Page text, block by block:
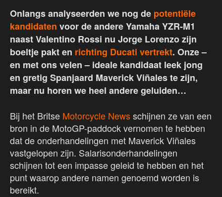
Onlangs analyseerden we nog de potentiële
kandidaten voor de andere Yamaha YZR-M1
naast Valentino Rossi nu Jorge Lorenzo zijn
boeltje pakt en richting Ducati vertrekt. Onze –
en met ons velen – ideale kandidaat leek jong
en gretig Spanjaard Maverick Viñales te zijn,
maar nu horen we heel andere geluiden…
Bij het Britse Motorcycle Newsschijnen ze van een
bron in de MotoGP-paddock vernomen te hebben
dat de onderhandelingen met Maverick Viñales
vastgelopen zijn. Salarisonderhandelingen
schijnen tot een impasse geleid te hebben en het
punt waarop andere namen genoemd worden is
bereikt.